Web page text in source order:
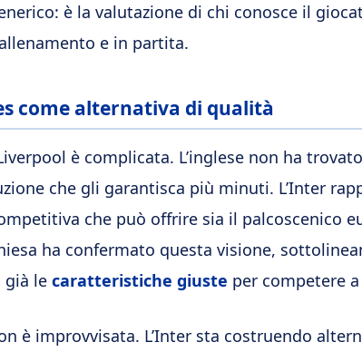
è la valutazione di chi conosce il
e in partita.
come alternativa di qualità
è complicata. L’inglese non ha
che gli garantisca più minuti. L’Inter
che può offrire sia il palcoscenico
ha confermato questa visione,
già le caratteristiche giuste per competere
è improvvisata. L’Inter sta costruendo